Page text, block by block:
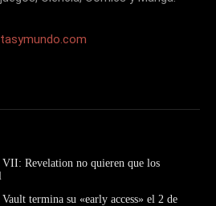
Revelation no quieren que los
termina su «early access» el 2 de